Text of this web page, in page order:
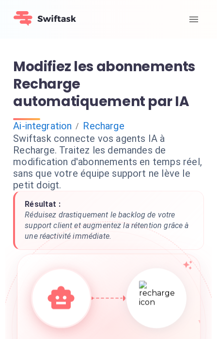
Modifiez les abonnements
Recharge
automatiquement par IA
Ai-integration / Recharge
Swiftask connecte vos agents IA à
Recharge. Traitez les demandes de
modification d'abonnements en temps réel,
sans que votre équipe support ne lève le
petit doigt.
Résultat :
Réduisez drastiquement le backlog de votre
support client et augmentez la rétention grâce à
une réactivité immédiate.